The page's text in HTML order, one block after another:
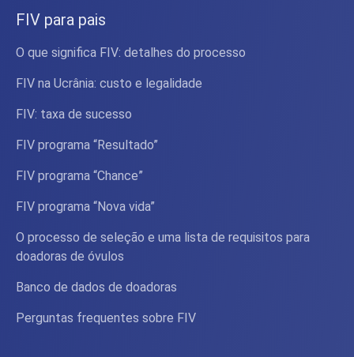
FIV para pais
O que significa FIV: detalhes do processo
FIV na Ucrânia: custo e legalidade
FIV: taxa de sucesso
FIV programa “Resultado”
FIV programa “Chance”
FIV programa “Nova vida”
O processo de seleção e uma lista de requisitos para
doadoras de óvulos
Banco de dados de doadoras
Perguntas frequentes sobre FIV